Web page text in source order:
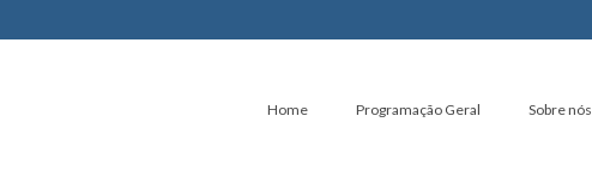
Home Programação Geral Sobre nós